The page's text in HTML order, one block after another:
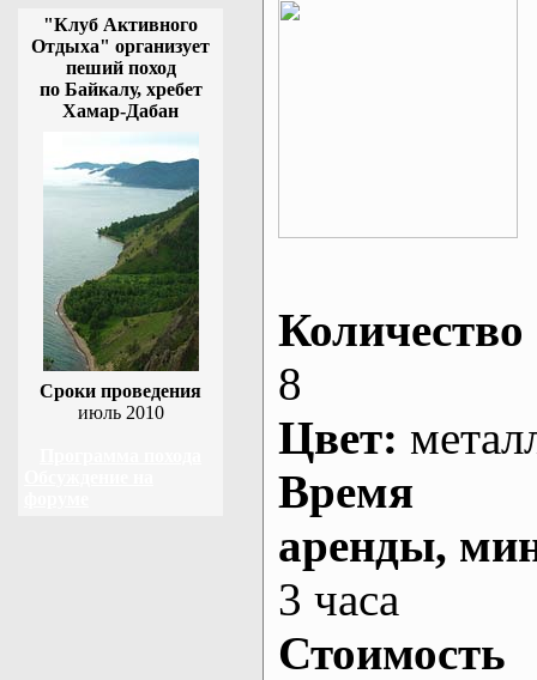
"Клуб Активного
Отдыха" организует
пеший поход
по Байкалу, хребет
Хамар-Дабан
Сроки проведения
июль 2010
Количество
8
Цвет:
Время
аренды,
3 часа
Стоимость